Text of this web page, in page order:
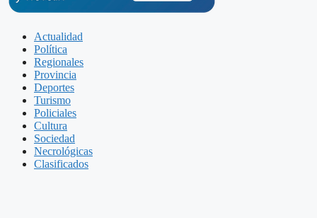
Actualidad
Política
Regionales
Provincia
Deportes
Turismo
Policiales
Cultura
Sociedad
Necrológicas
Clasificados